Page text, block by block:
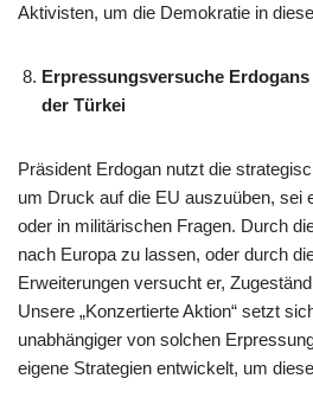
Aktivisten, um die Demokratie in
Erpressungsversuche
der Türkei
Präsident Erdogan nutzt die
um Druck auf die EU auszuüben, sei
oder in militärischen Fragen. Durch
nach Europa zu lassen, oder durch
Erweiterungen versucht er,
Unsere „Konzertierte Aktion“ setzt
unabhängiger von solchen
eigene Strategien entwickelt, um